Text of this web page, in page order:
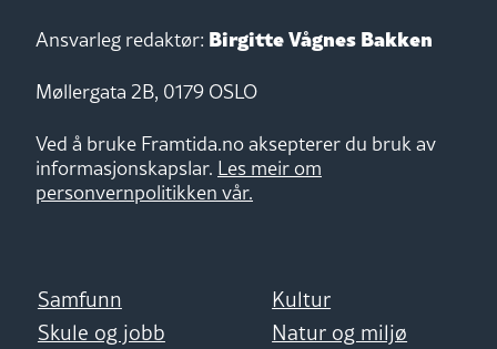
Ansvarleg redaktør: Birgitte Vågnes Bakken
Møllergata 2B, 0179 OSLO
Ved å bruke Framtida.no aksepterer du bruk av
informasjonskapslar. Les meir om
personvernpolitikken vår.
Samfunn
Kultur
Skule og jobb
Natur og miljø